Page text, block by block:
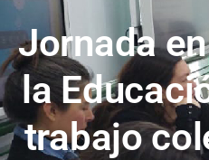
Jornada
la
trabajo